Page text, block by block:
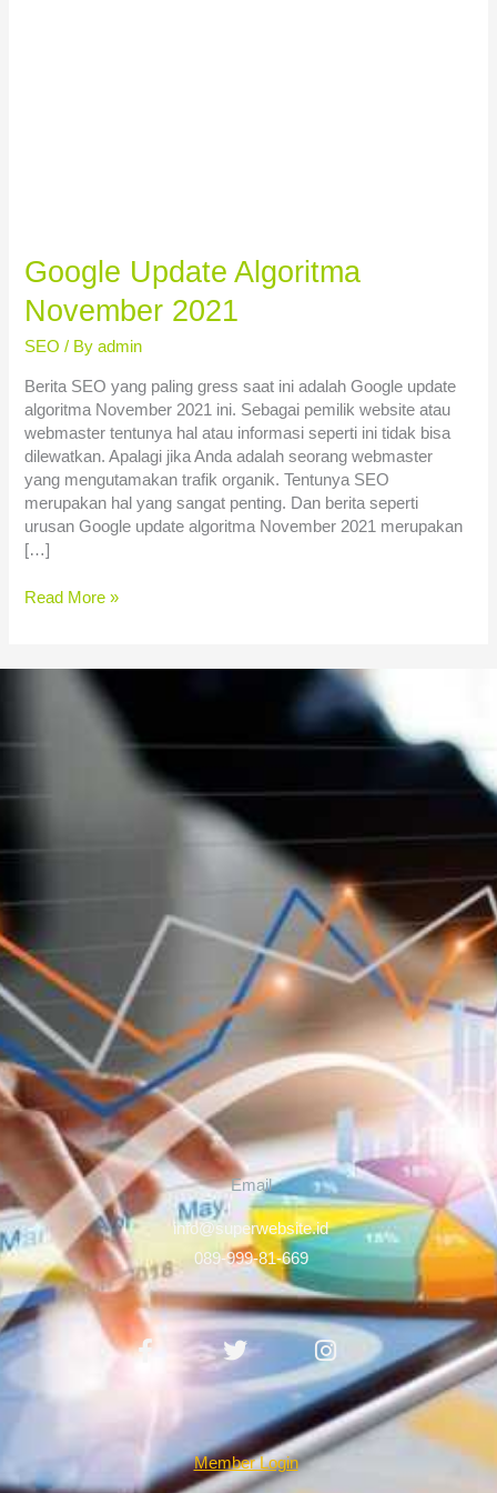
Google Update Algoritma
November 2021
SEO / Byadmin
Berita SEO yang paling gress saat ini adalah Google update
algoritma November 2021 ini. Sebagai pemilik website atau
webmaster tentunya hal atau informasi seperti ini tidak bisa
dilewatkan. Apalagi jika Anda adalah seorang webmaster
yang mengutamakan trafik organik. Tentunya SEO
merupakan hal yang sangat penting. Dan berita seperti
urusan Google update algoritma November 2021 merupakan
[…]
Read More »
Email
info@superwebsite.id
089-999-81-669
Facebook-
f
Twitter Instagram
Member Login